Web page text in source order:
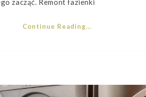
zacząć. Remont łazienki
Continue Reading...